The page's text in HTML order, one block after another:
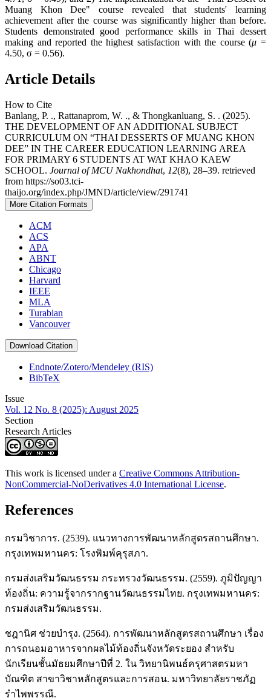
Muang Khon Dee" course revealed that students' learning
achievement after the course was significantly higher than before.
Students demonstrated good performance skills in Thai dessert
making and reported the highest satisfaction with the course (μ =
4.50, σ = 0.56).
Article Details
How to Cite
Banlang, P. ., Rattanaprom, W. ., & Thongkanluang, S. . (2025).
THE DEVELOPMENT OF AN ADDITIONAL SUBJECT
CURRICULUM ON “THAI DESSERTS OF MUANG KHON
DEE” IN THE CAREER EDUCATION LEARNING AREA
FOR PRIMARY 6 STUDENTS AT WAT KHAO KAEW
SCHOOL. Journal of MCU Nakhondhat, 12(8), 28–39. retrieved
from https://so03.tci-
thaijo.org/index.php/JMND/article/view/291741
More Citation Formats
ACM
ACS
APA
ABNT
Chicago
Harvard
IEEE
MLA
Turabian
Vancouver
Download Citation
Endnote/Zotero/Mendeley (RIS)
BibTeX
Issue
Vol. 12 No. 8 (2025): August 2025
Section
Research Articles
This work is licensed under a Creative Commons Attribution-
NonCommercial-NoDerivatives 4.0 International License.
References
กรมวิชาการ. (2539). แนวทางการพัฒนาหลักสูตรสถานศึกษา.
กรุงเทพมหานคร: โรงพิมพ์คุรุสภา.
กรมส่งเสริมวัฒนธรรม กระทรวงวัฒนธรรม. (2559). ภูมิปัญญา
ท้องถิ่น: ความรู้จากรากฐานวัฒนธรรมไทย. กรุงเทพมหานคร:
กรมส่งเสริมวัฒนธรรม.
ชฎานิศ ช่วยบำรุง. (2564). การพัฒนาหลักสูตรสถานศึกษา เรื่อง
การถนอมอาหารจากผลไม้ท้องถิ่นจังหวัดระยอง สำหรับ
นักเรียนชั้นมัธยมศึกษาปีที่ 2. ใน วิทยานิพนธ์ครุศาสตรมหา
บัณฑิต สาขาวิชาหลักสูตรและการสอน. มหาวิทยาลัยราชภัฏ
รำไพพรรณี.